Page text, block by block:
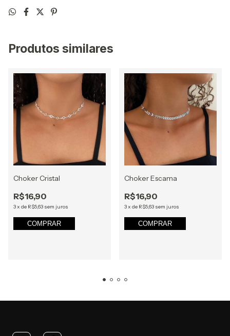
Produtos similares
Choker Cristal
R$16,90
3x de R$5,63 sem juros
COMPRAR
Choker Escama
R$16,90
3x de R$5,63 sem juros
COMPRAR